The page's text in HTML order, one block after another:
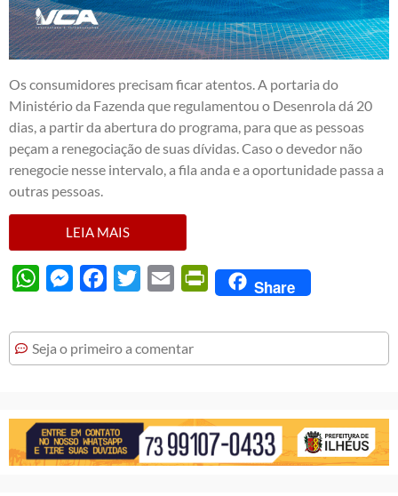
Os consumidores precisam ficar atentos. A portaria do
Ministério da Fazenda que regulamentou o Desenrola dá 20
dias, a partir da abertura do programa, para que as pessoas
peçam a renegociação de suas dívidas. Caso o devedor não
renegocie nesse intervalo, a fila anda e a oportunidade passa a
outras pessoas.
LEIA MAIS
WhatsAppMessengerFacebook
Twitter Email PrintFriendly
Share
Seja o primeiro a comentar